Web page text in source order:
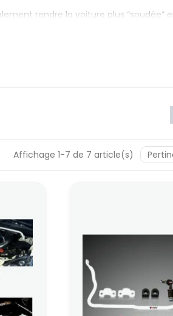
rendre la voiture plus “soudée”
modèles Ultra Racing, conçus pour un
année), ce qui permet de monter
et répartir le grip
Affichage 1-7 de 7 article(s)